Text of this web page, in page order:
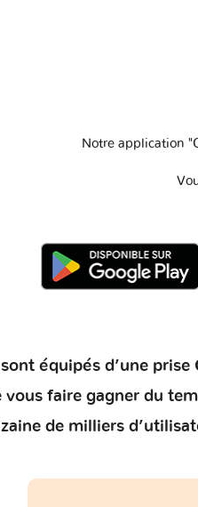
Notre application
équipés d’une
vous faire gagner du
de milliers